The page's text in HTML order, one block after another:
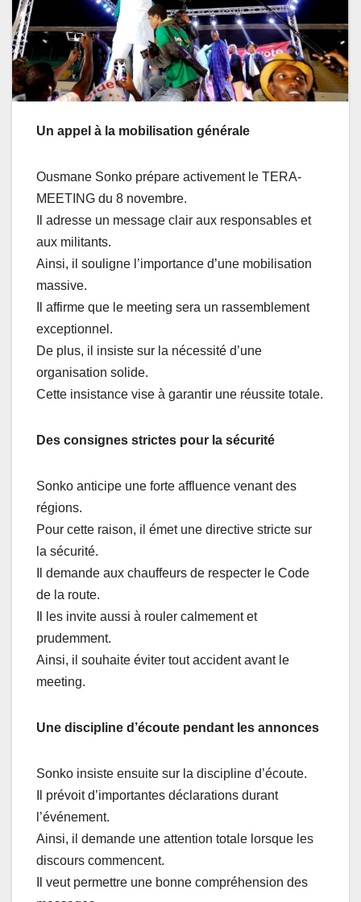
Un appel à la mobilisation générale
Ousmane Sonko prépare activement le TERA-
MEETING du 8 novembre.
Il adresse un message clair aux responsables et
aux militants.
Ainsi, il souligne l’importance d’une mobilisation
massive.
Il affirme que le meeting sera un rassemblement
exceptionnel.
De plus, il insiste sur la nécessité d’une
organisation solide.
Cette insistance vise à garantir une réussite totale.
Des consignes strictes pour la sécurité
Sonko anticipe une forte affluence venant des
régions.
Pour cette raison, il émet une directive stricte sur
la sécurité.
Il demande aux chauffeurs de respecter le Code
de la route.
Il les invite aussi à rouler calmement et
prudemment.
Ainsi, il souhaite éviter tout accident avant le
meeting.
Une discipline d’écoute pendant les annonces
Sonko insiste ensuite sur la discipline d’écoute.
Il prévoit d’importantes déclarations durant
l’événement.
Ainsi, il demande une attention totale lorsque les
discours commencent.
Il veut permettre une bonne compréhension des